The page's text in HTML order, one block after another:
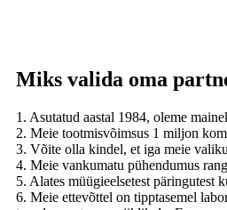
Miks valida oma
1. Asutatud aastal 1984, oleme
2. Meie tootmisvõimsus 1 miljon
3. Võite olla kindel, et iga meie
4. Meie vankumatu pühendumus
5. Alates müügieelsetest päringutest
6. Meie ettevõttel on tipptasemel